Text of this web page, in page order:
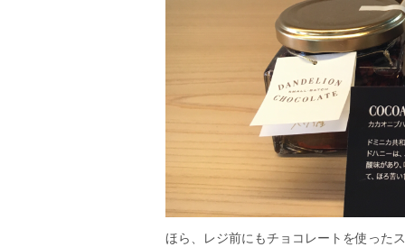
ほら、レジ前にもチョコレートを使った